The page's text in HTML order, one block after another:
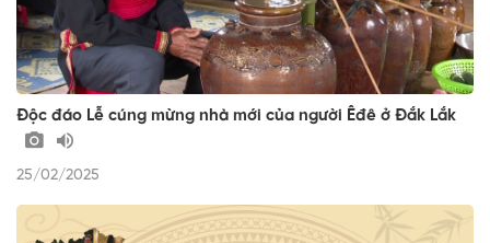
Độc đáo Lễ cúng mừng nhà mới của người Êđê ở Đắk Lắk
25/02/2025